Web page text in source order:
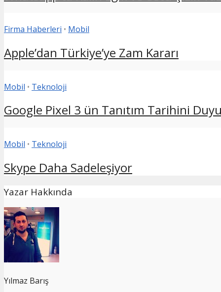
Firma Haberleri • Mobil
Apple’dan Türkiye’ye Zam Kararı
Mobil • Teknoloji
Google Pixel 3 ün Tanıtım Tarihini
Mobil • Teknoloji
Skype Daha Sadeleşiyor
Yazar Hakkında
Yılmaz Barış